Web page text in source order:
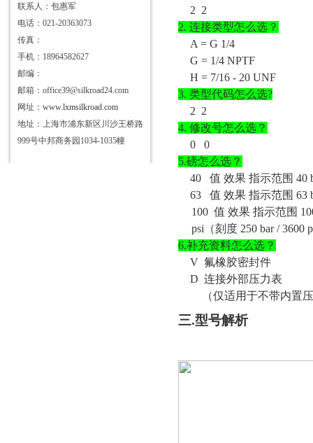
联系人：包惠军
电话：021-20363073
传真：
手机：18964582627
邮编：
邮箱：office39@silkroad24.com
网址： www.lxmsilkroad.com
地址：上海市浦东新区川沙王桥路
999号中邦商务园1034-1035幢
2 2
2. 连接类型怎么选？
A = G 1/4
G = 1/4 NPTF
H = 7/16 - 20 UNF
3. 类型代码怎么选?
2 2
4. 修改号怎么选？
0 0
5.磅怎么选？
40 值 效果 指示范围 40
63 值 效果 指示范围 63
100 值 效果 指示范围
psi（刻度 250 bar / 3600
6.补充资料怎么选？
V 氟橡胶密封件
D 连接外部压力表
（仅适用于不带内置
三.型号解析